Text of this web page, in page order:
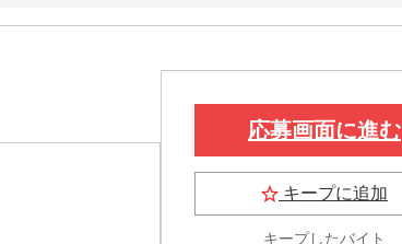
応募画面に進む
キープに追加
キープしたバイト